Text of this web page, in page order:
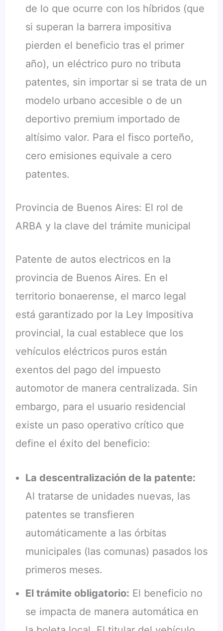
de lo que ocurre con los híbridos (que
si superan la barrera impositiva
pierden el beneficio tras el primer
año), un eléctrico puro no tributa
patentes, sin importar si se trata de un
modelo urbano accesible o de un
deportivo premium importado de
altísimo valor. Para el fisco porteño,
cero emisiones equivale a cero
patentes.
Provincia de Buenos Aires: El rol de
ARBA y la clave del trámite municipal
Patente de autos electricos en la
provincia de Buenos Aires. En el
territorio bonaerense, el marco legal
está garantizado por la Ley Impositiva
provincial, la cual establece que los
vehículos eléctricos puros están
exentos del pago del impuesto
automotor de manera centralizada. Sin
embargo, para el usuario residencial
existe un paso operativo crítico que
define el éxito del beneficio:
La descentralización de la patente:
Al tratarse de unidades nuevas, las
patentes se transfieren
automáticamente a las órbitas
municipales (las comunas) pasados los
primeros meses.
El trámite obligatorio: El beneficio no
se impacta de manera automática en